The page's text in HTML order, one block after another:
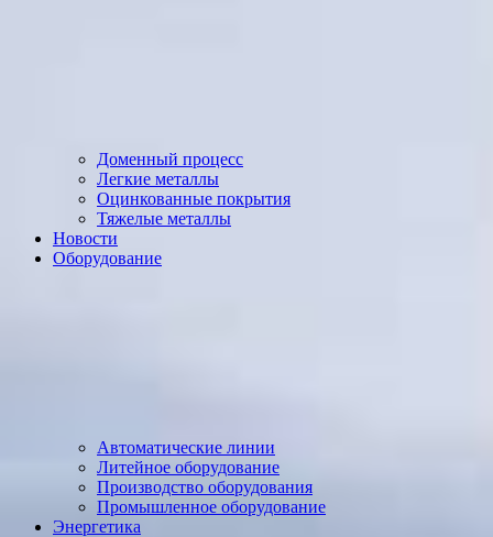
Доменный процесс
Легкие металлы
Оцинкованные покрытия
Тяжелые металлы
Новости
Оборудование
Автоматические линии
Литейное оборудование
Производство оборудования
Промышленное оборудование
Энергетика